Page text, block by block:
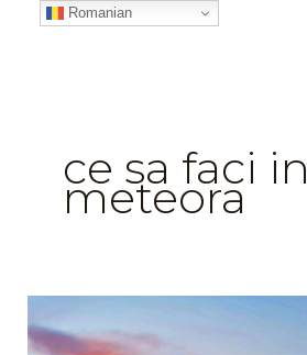
ce sa faci in
meteora
să
Romanian